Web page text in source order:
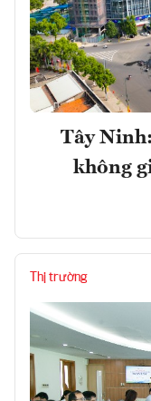
Tây
không
Thị trường